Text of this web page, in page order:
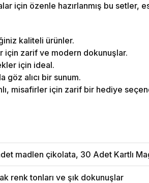
için özenle hazırlanmış bu setler,
kaliteli ürünler.
için zarif ve modern dokunuşlar.
için ideal.
göz alıcı bir sunum.
misafirler için zarif bir hediye
madlen çikolata, 30 Adet Kartlı
renk tonları ve şık dokunuşlar